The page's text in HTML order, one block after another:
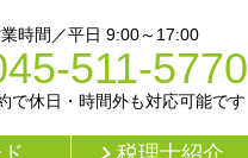
時間／平日 9:00～17:00
511-5770
で休日・時間外も対応可能です
税理士紹介